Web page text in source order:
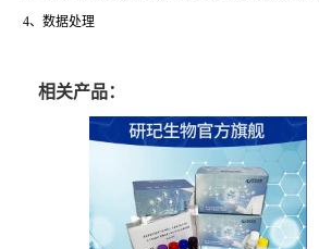
4、数据处理
相关产品：